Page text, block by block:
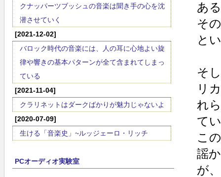
クナッパーツブッシュの音楽は聞き手の心を沈
潜させていく
[2021-12-02]
バロック時代の音楽には、人の耳に心地よい旋
律や響きの基本パターンが全て含まれてしまっ
ている
[2021-11-04]
クラリネットはダークばかりが魅力じゃないよ
[2020-07-09]
生ける「音楽史」~ルッジェーロ・リッチ
PCオーディオ実験室
あ
そ
と
そ
リ
れ
て
こ
謡
が